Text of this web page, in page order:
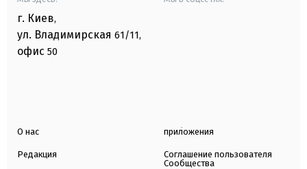
г. Киев,
ул. Владимирская 61/11,
офис 50
О нас
Редакция
приложения
Соглашение пользователя
Сообщества